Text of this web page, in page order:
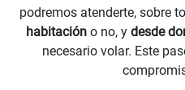
podremos atenderte, sobre
habitación o no, y desde
necesario volar. Este